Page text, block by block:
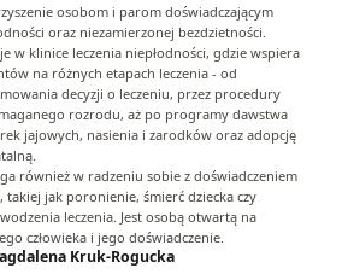
osobom i parom doświadczającym
oraz niezamierzonej bezdzietności.
w klinice leczenia niepłodności, gdzie wspiera
na różnych etapach leczenia - od
decyzji o leczeniu, przez procedury
rozrodu, aż po programy dawstwa
jajowych, nasienia i zarodków oraz adopcję
również w radzeniu sobie z doświadczeniem
takiej jak poronienie, śmierć dziecka czy
leczenia. Jest osobą otwartą na
człowieka i jego doświadczenie.
Kruk-Rogucka